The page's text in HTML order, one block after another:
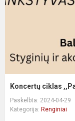
Koncertų ciklas
Paskelbta: 2024-04-29
Kategorija: Renginiai